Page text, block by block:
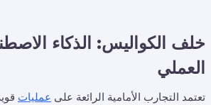
خلف الكواليس: الذكاء
العملي
تعتمد التجارب الأمامية الرائعة على عمليات